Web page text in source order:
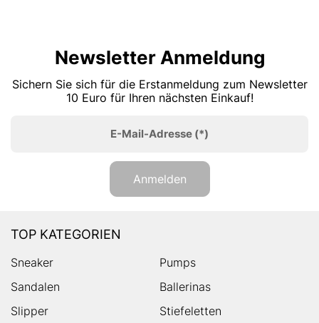
Newsletter Anmeldung
Sichern Sie sich für die Erstanmeldung zum Newsletter
10 Euro für Ihren nächsten Einkauf!
E-Mail-Adresse (*)
Anmelden
TOP KATEGORIEN
Sneaker
Pumps
Sandalen
Ballerinas
Slipper
Stiefeletten